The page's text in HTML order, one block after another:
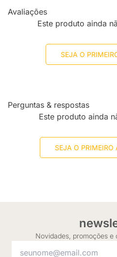
Avaliações
Este produto ainda
SEJA O
Perguntas & respostas
Este produto ainda
SEJA O PRIMEIRO
Novidades, promoções e